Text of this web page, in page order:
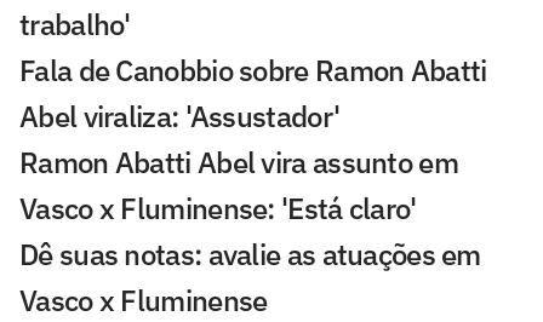
trabalho'
Fala de Canobbio sobre Ramon Abatti
Abel viraliza: 'Assustador'
Ramon Abatti Abel vira assunto em
Vasco x Fluminense: 'Está claro'
Dê suas notas: avalie as atuações em
Vasco x Fluminense